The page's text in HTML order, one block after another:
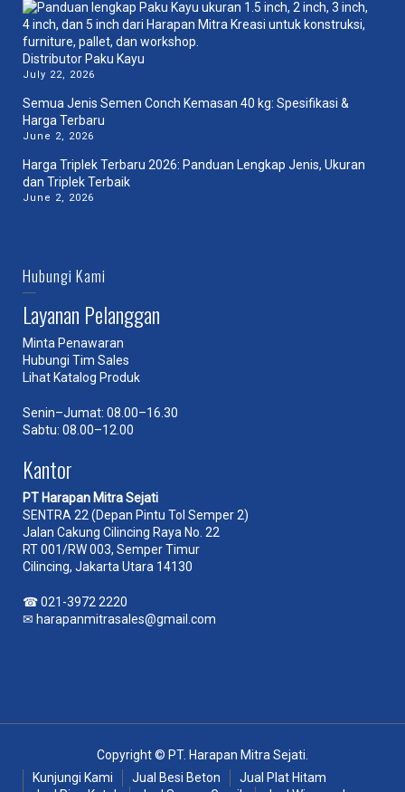
Distributor Paku Kayu
July 22, 2026
Semua Jenis Semen Conch Kemasan 40 kg: Spesifikasi &
Harga Terbaru
June 2, 2026
Harga Triplek Terbaru 2026: Panduan Lengkap Jenis, Ukuran
dan Triplek Terbaik
June 2, 2026
Hubungi Kami
Layanan Pelanggan
Minta Penawaran
Hubungi Tim Sales
Lihat Katalog Produk
Senin–Jumat: 08.00–16.30
Sabtu: 08.00–12.00
Kantor
PT Harapan Mitra Sejati
SENTRA 22 (Depan Pintu Tol Semper 2)
Jalan Cakung Cilincing Raya No. 22
RT 001/RW 003, Semper Timur
Cilincing, Jakarta Utara 14130
☎021-3972 2220
✉ harapanmitrasales@gmail.com
Copyright © PT. Harapan Mitra Sejati.
Kunjungi Kami
Jual Besi Beton
Jual Plat Hitam